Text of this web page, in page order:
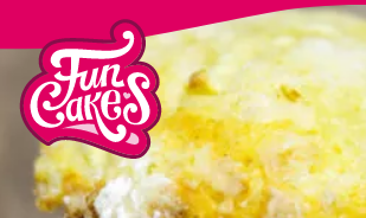
¿Qué estás buscando?